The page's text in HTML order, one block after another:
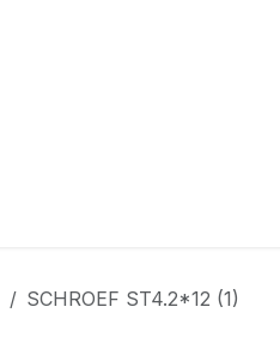
SCHROEF ST4.2*12 (1)